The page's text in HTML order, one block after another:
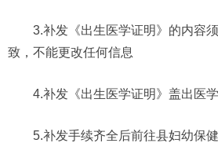
3.补发《出生医学证明》的内容
致，不能更改任何信息
4.补发《出生医学证明》盖出医
5.补发手续齐全后前往县妇幼保